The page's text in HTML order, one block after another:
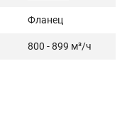
Фланец
800 - 899 м³/ч